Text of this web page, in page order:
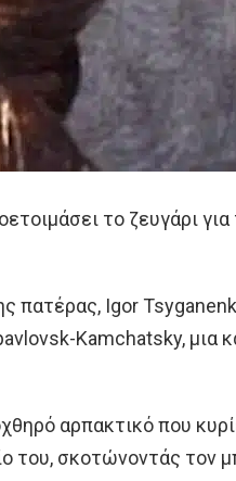
το ζευγάρι
πατέρας, Igor
Kamchatsky, μια
αρπακτικό που
του, σκοτώνοντάς τον